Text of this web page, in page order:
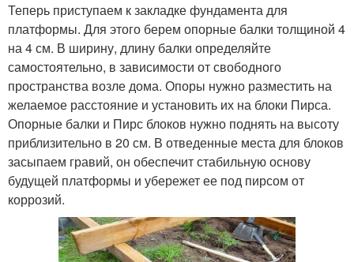
Теперь приступаем к закладке фундамента для
платформы. Для этого берем опорные балки толщиной 4
на 4 см. В ширину, длину балки определяйте
самостоятельно, в зависимости от свободного
пространства возле дома. Опоры нужно разместить на
желаемое расстояние и установить их на блоки Пирса.
Опорные балки и Пирс блоков нужно поднять на высоту
приблизительно в 20 см. В отведенные места для блоков
засыпаем гравий, он обеспечит стабильную основу
будущей платформы и убережет ее под пирсом от
коррозий.